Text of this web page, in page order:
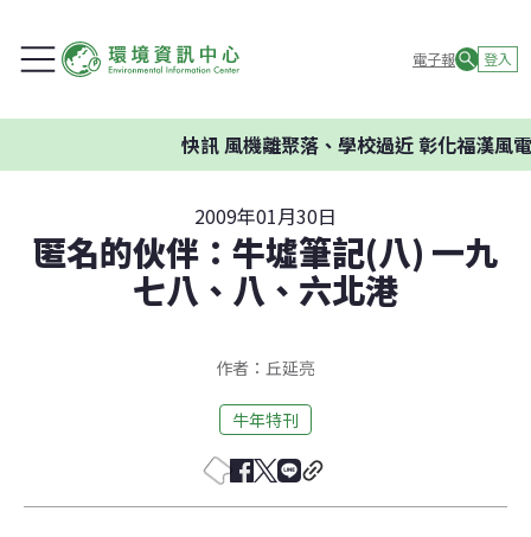
電子報 登入
快訊風機離聚落、學校過近 彰化福漢風電
2009年01月30日
匿名的伙伴：牛墟筆記(八) 一九
七八、八、六北港
作者：丘延亮
牛年特刊